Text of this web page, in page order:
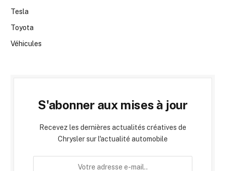
Tesla
Toyota
Véhicules
S'abonner aux mises à jour
Recevez les dernières actualités créatives de
Chrysler sur l'actualité automobile